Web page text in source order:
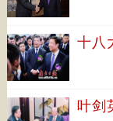
十八
叶剑